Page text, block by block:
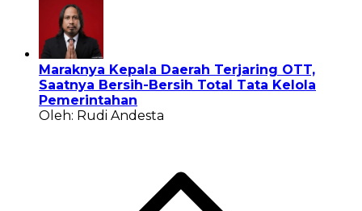
Maraknya Kepala Daerah Terjaring OTT,
Saatnya Bersih-Bersih Total Tata Kelola
Pemerintahan
Oleh: Rudi Andesta